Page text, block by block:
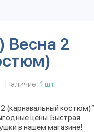
Весна 2
Наличие: 1 шт.
(карнавальный костюм)”
цены. Быстрая
в нашем магазине!